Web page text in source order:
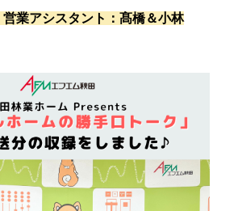
営業アシスタント：髙橋＆小林